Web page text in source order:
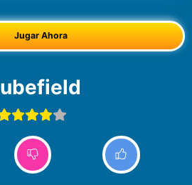
Jugar Ahora
Cubefield